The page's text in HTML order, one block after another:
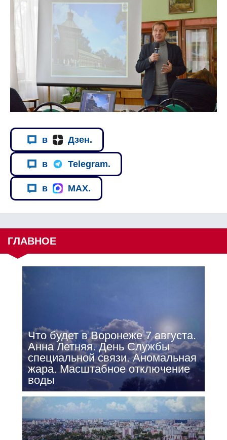
в Дзен.
в Telegram.
в MAX.
ГЛАВНОЕ
Что будет в Воронеже 7 августа.
Анна Летняя. День Службы
специальной связи. Аномальная
жара. Масштабное отключение
воды